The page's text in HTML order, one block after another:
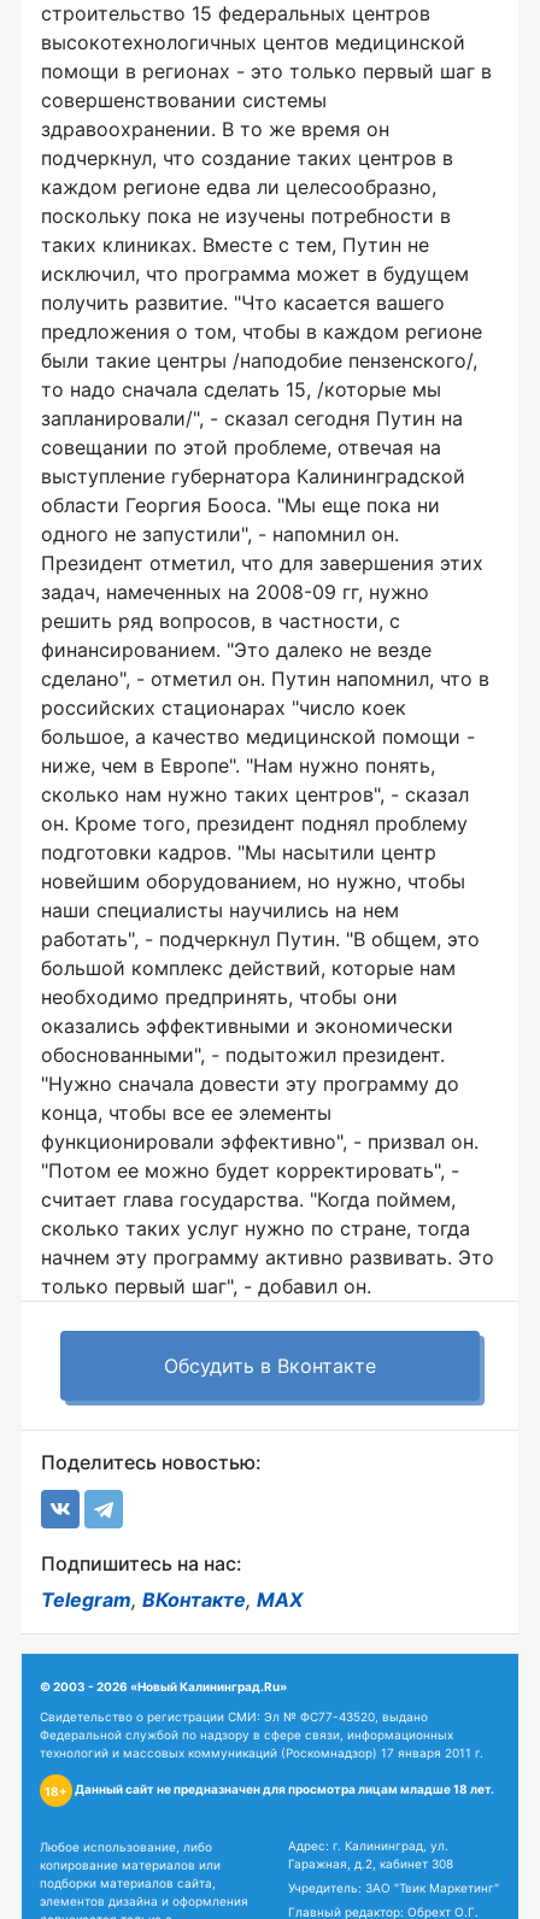
строительство 15 федеральных центров
высокотехнологичных центов медицинской
помощи в регионах - это только первый шаг в
совершенствовании системы
здравоохранении. В то же время он
подчеркнул, что создание таких центров в
каждом регионе едва ли целесообразно,
поскольку пока не изучены потребности в
таких клиниках. Вместе с тем, Путин не
исключил, что программа может в будущем
получить развитие. "Что касается вашего
предложения о том, чтобы в каждом регионе
были такие центры /наподобие пензенского/,
то надо сначала сделать 15, /которые мы
запланировали/", - сказал сегодня Путин на
совещании по этой проблеме, отвечая на
выступление губернатора Калининградской
области Георгия Бооса. "Мы еще пока ни
одного не запустили", - напомнил он.
Президент отметил, что для завершения этих
задач, намеченных на 2008-09 гг, нужно
решить ряд вопросов, в частности, с
финансированием. "Это далеко не везде
сделано", - отметил он. Путин напомнил, что в
российских стационарах "число коек
большое, а качество медицинской помощи -
ниже, чем в Европе". "Нам нужно понять,
сколько нам нужно таких центров", - сказал
он. Кроме того, президент поднял проблему
подготовки кадров. "Мы насытили центр
новейшим оборудованием, но нужно, чтобы
наши специалисты научились на нем
работать", - подчеркнул Путин. "В общем, это
большой комплекс действий, которые нам
необходимо предпринять, чтобы они
оказались эффективными и экономически
обоснованными", - подытожил президент.
"Нужно сначала довести эту программу до
конца, чтобы все ее элементы
функционировали эффективно", - призвал он.
"Потом ее можно будет корректировать", -
считает глава государства. "Когда поймем,
сколько таких услуг нужно по стране, тогда
начнем эту программу активно развивать. Это
только первый шаг", - добавил он.
Обсудить в Вконтакте
Поделитесь новостью:
Подпишитесь на нас:
Telegram, ВКонтакте, MAX
© 2003 - 2026 «Новый Калининград.Ru»
Свидетельство о регистрации СМИ: Эл № ФС77-43520, выдано
Федеральной службой по надзору в сфере связи, информационных
технологий и массовых коммуникаций (Роскомнадзор) 17 января 2011 г.
18+ Данный сайт не предназначен для просмотра лицам младше 18 лет.
Любое использование, либо
копирование материалов или
подборки материалов сайта,
элементов дизайна и оформления
Адрес: г. Калининград, ул.
Гаражная, д.2, кабинет 308
Учредитель: ЗАО "Твик Маркетинг"
Главный редактор: Обрехт О.Г.